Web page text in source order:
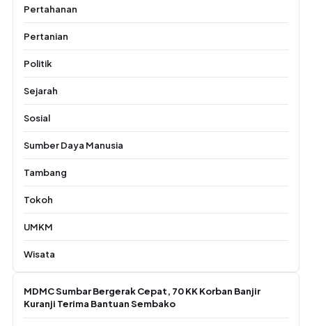
Pertahanan
Pertanian
Politik
Sejarah
Sosial
Sumber Daya Manusia
Tambang
Tokoh
UMKM
Wisata
MDMC Sumbar Bergerak Cepat, 70 KK Korban Banjir
Kuranji Terima Bantuan Sembako